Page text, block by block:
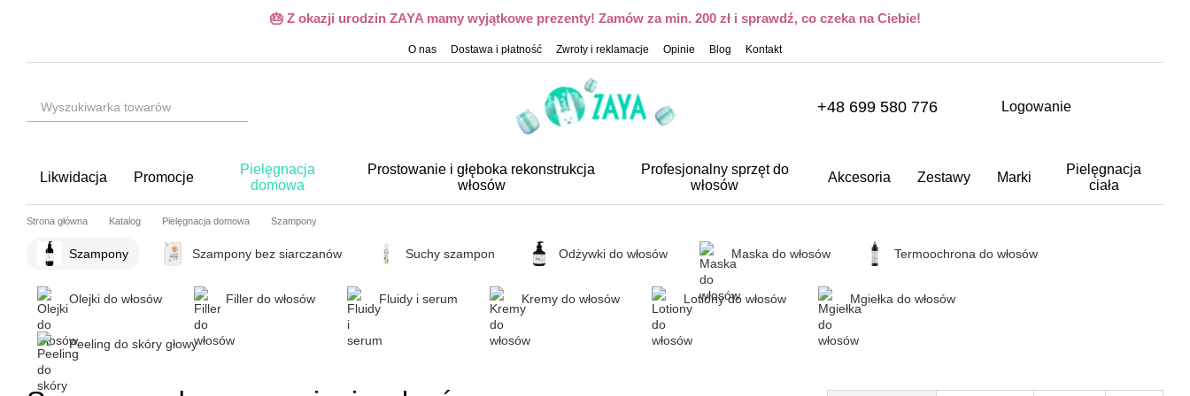
🎂 Z okazji urodzin ZAYA mamy wyjątkowe prezenty! Zamów za min. 200 zł i sprawdź, co czeka na Ciebie!
O nas Dostawa i płatność Zwroty i reklamacje Opinie Blog Kontakt
+48 699 580 776 Logowanie
Likwidacja Promocje
Pielęgnacja
domowa
Prostowanie i głęboka rekonstrukcja
włosów
Profesjonalny sprzęt do
włosów
Akcesoria Zestawy Marki
Pielęgnacja
ciała
Strona główna Katalog Pielęgnacja domowa Szampony
Szampony Szampony bez siarczanów Suchy szampon Odżywki do włosów Maska do włosów Termoochrona do włosów
Olejki do włosów Filler do włosów Fluidy i serum Kremy do włosów Lotiony do włosów Mgiełka do włosów
Peeling do skóry głowy